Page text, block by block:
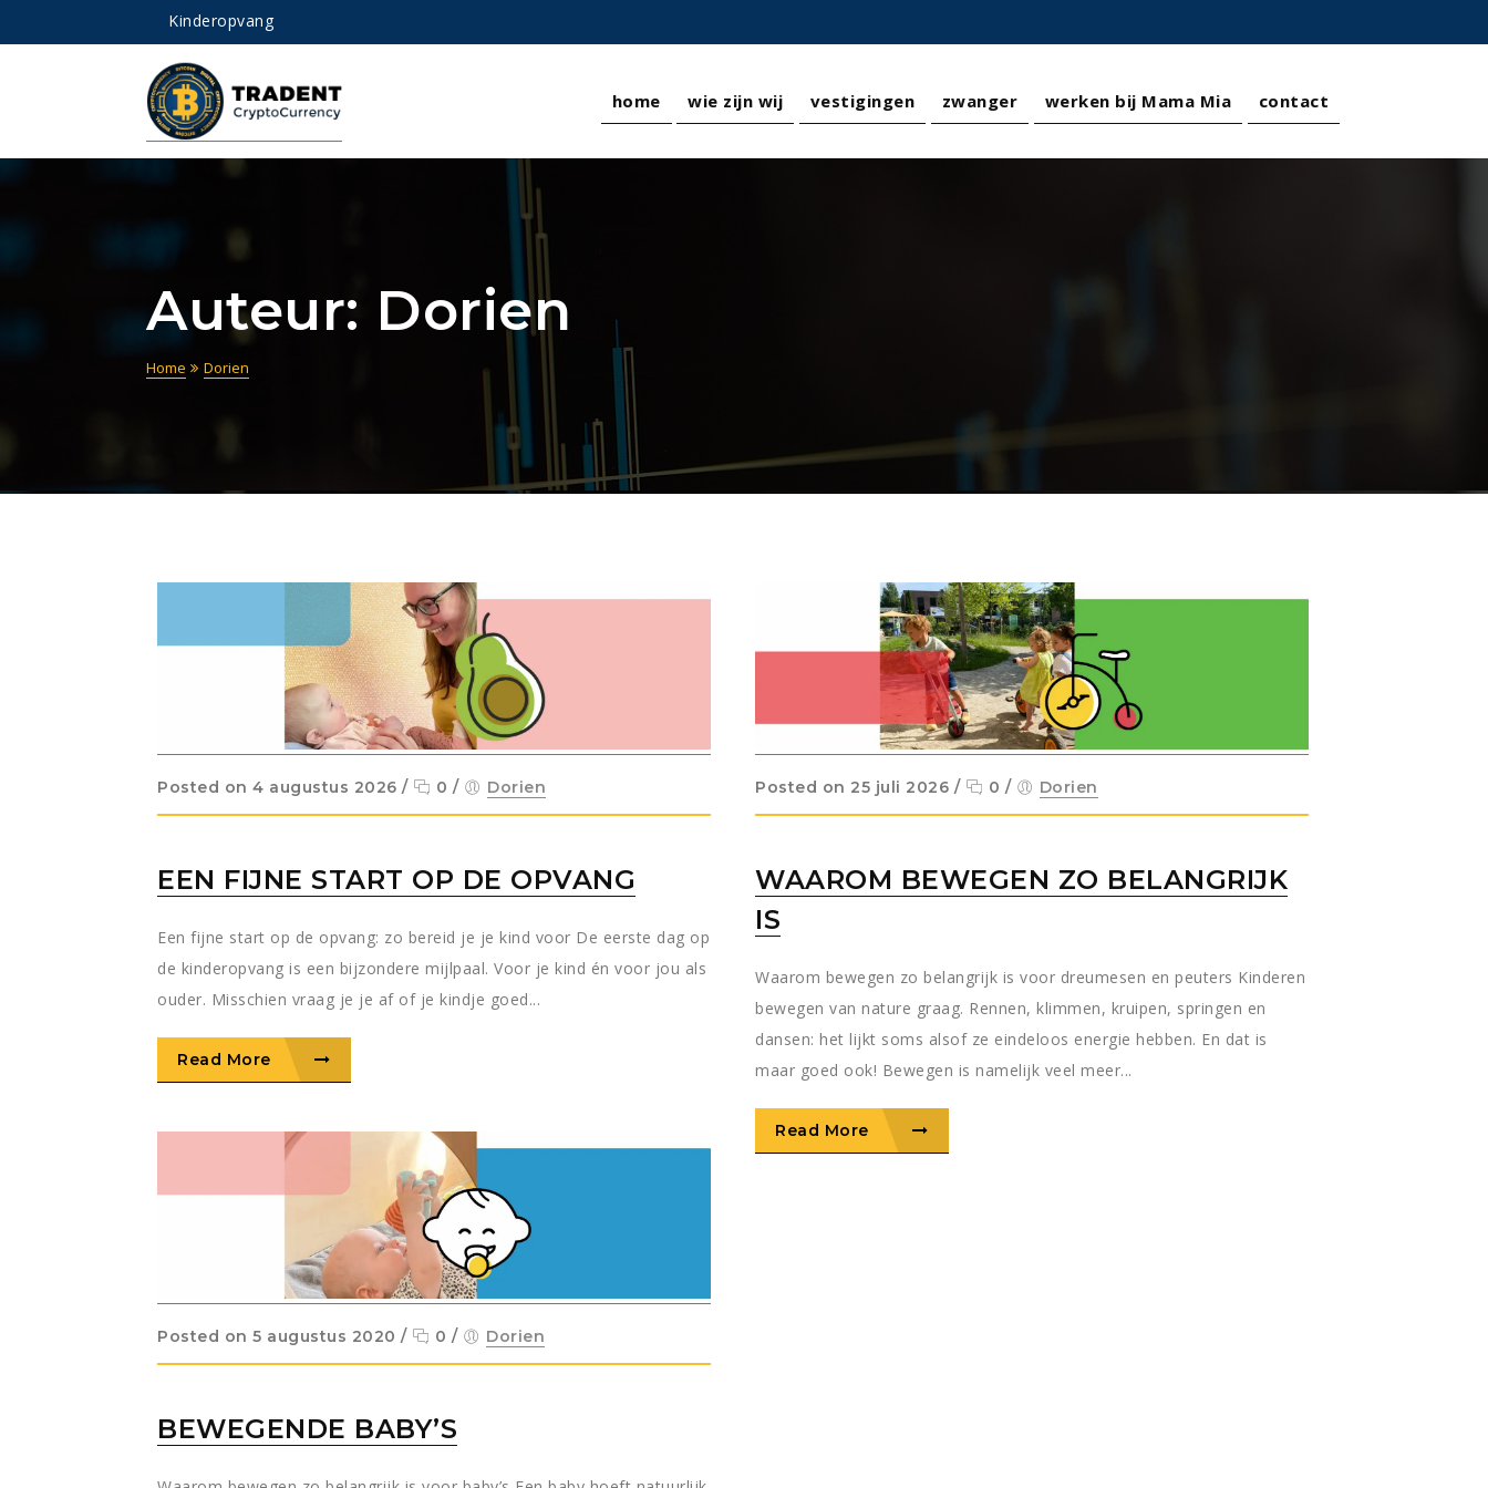
Kinderopvang
home wie zijn wij vestigingen zwanger werken bij Mama Mia contact
Auteur: Dorien
Home Dorien
Posted on 4 augustus 2026 / 0 / Dorien
EEN FIJNE START OP DE OPVANG
Een fijne start op de opvang: zo bereid je je kind voor De eerste dag op
de kinderopvang is een bijzondere mijlpaal. Voor je kind én voor jou als
ouder. Misschien vraag je je af of je kindje goed...
Read More
Posted on 25 juli 2026 / 0 / Dorien
WAAROM BEWEGEN ZO BELANGRIJK
IS
Waarom bewegen zo belangrijk is voor dreumesen en peuters Kinderen
bewegen van nature graag. Rennen, klimmen, kruipen, springen en
dansen: het lijkt soms alsof ze eindeloos energie hebben. En dat is
maar goed ook! Bewegen is namelijk veel meer...
Read More
Posted on 5 augustus 2020 / 0 / Dorien
BEWEGENDE BABY’S